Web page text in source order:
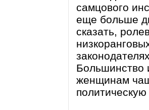
самцового
еще больше
сказать,
Большинство
женщинам
политическую